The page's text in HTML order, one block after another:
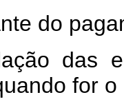
do
for o